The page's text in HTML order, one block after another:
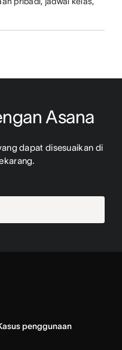
Asana
dapat disesuaikan di
penggunaan